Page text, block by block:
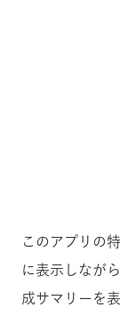
このアプリの
に表示しなが
成サマリーを